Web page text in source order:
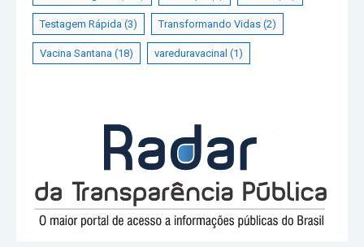
Testagem Rápida (3) Transformando Vidas (2)
Vacina Santana (18) vareduravacinal (1)